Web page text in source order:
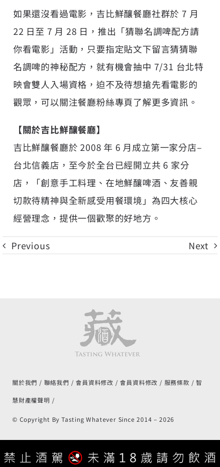
如果還沒看過電影，吉比鮮釀餐廳社群於 7 月
22 日至 7 月 28 日，推出「猜聯名調啤配方請
你看電影」活動，只要指定貼文下留言猜猜聯
名調啤的神秘配方，就有機會抽中 7/31 台北特
映會雙人入場資格，迫不及待想搶先看電影的
觀眾，可以關注餐廳粉絲專頁了解更多資訊。
【關於吉比鮮釀餐廳】
吉比鮮釀餐廳於 2008 年 6 月成立第一家分店–
台北信義店，至今於全台已經開立共 6 家分
店，「創意手工料理、在地鮮釀啤酒、友善親
切款待精神與全新感受用餐環境」為四大核心
經營理念，提供一個歡聚的好地方。
Previous Next
關於我們 聯絡我們 會員資料修改 會員資料修改 服務條款 智
慧財產權聲明
© Copyright By Tasting Whatever Since 2014 – 2026